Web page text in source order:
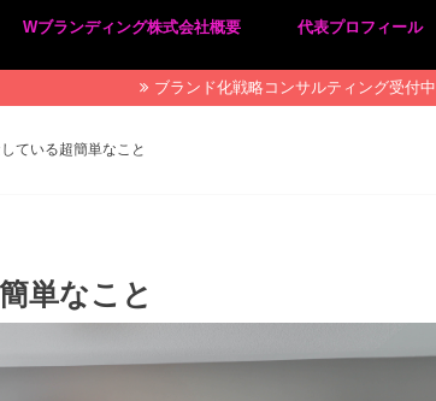
Wブランディング株式会社概要
プライバシーポリシー
特定商取引法に基づく表記
代表プロフィール
ブランド化戦略コンサルティング受付中
ている超簡単なこと
単なこと